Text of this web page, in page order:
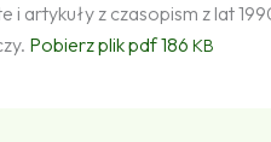
z czasopism z lat
Pobierz plik pdf 186 KB